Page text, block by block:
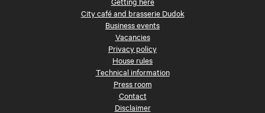
City café and brasserie Dudok
Business events
Vacancies
Privacy policy
House rules
Technical information
Press room
Contact
Disclaimer